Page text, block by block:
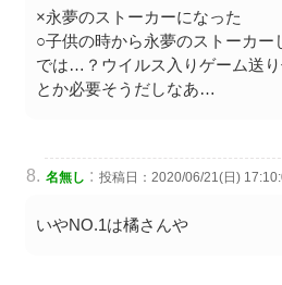
×永夢のストーカーになった
○子供の時から永夢のストーカー
では…？ウイルス入りゲーム送
とか必要そうだしなあ…
名無し : 投稿日：2020/06/21(日)
いやNO.1は橘さんや